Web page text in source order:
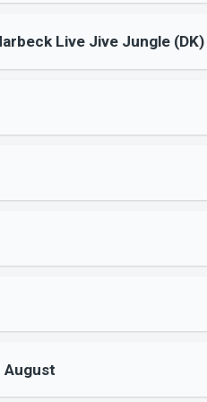
Live Jive Jungle (DK)
August